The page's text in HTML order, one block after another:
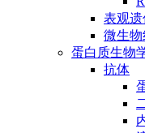
表观遗
微生物
蛋白质生物
抗体